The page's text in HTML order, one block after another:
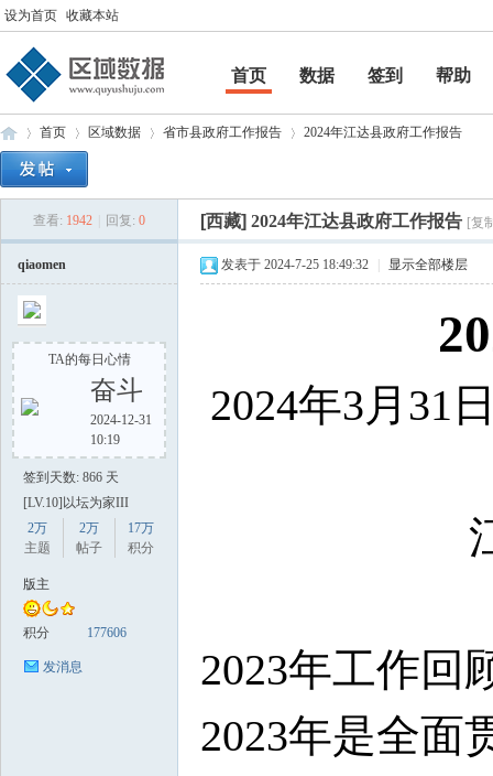
设为首页 收藏本站
首页 数据 签到
帮助
帮助
域
首页
›
区域数据
›
省市县政府工作报告
›
2024年江达县政府工作报告
查看: 1942 回复: 0 [西藏] 2024年江达县政府工作报告 [复
qiaomen
TA的每日心情
奋斗
2024-12-31
10:19
签到天数: 866 天
[LV.10]以坛为家III
2万
主题
2万
帖子
17万
积分
版主
积分 177606
发消息
发表于 2024-7-25 18:49:32 显示全部楼层
2024年3月31
2023年工作回
2023年是全面